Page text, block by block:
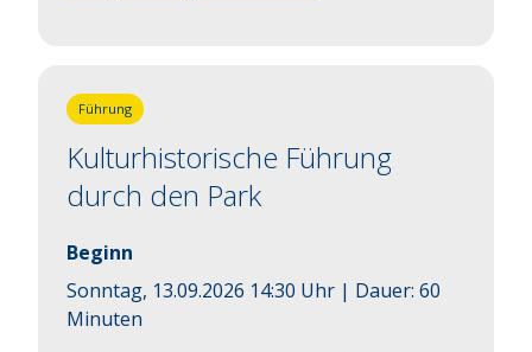
Führung
Kulturhistorische Führung
durch den Park
Beginn
Sonntag, 13.09.2026 14:30 Uhr | Dauer: 60
Minuten